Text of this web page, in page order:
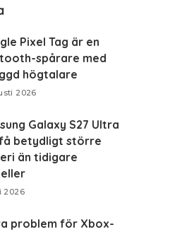
Pixel Tag är en
spårare med
högtalare
2026
Galaxy S27 Ultra
betydligt större
än tidigare
2026
problem för Xbox-